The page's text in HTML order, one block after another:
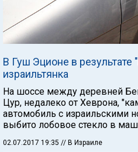
В Гуш Эционе в результате
израильтянка
На шоссе между деревней
Цур, недалеко от Хеврона,
автомобиль с израильскими
выбито лобовое стекло в
02.07.2017 19:35 // В Израиле